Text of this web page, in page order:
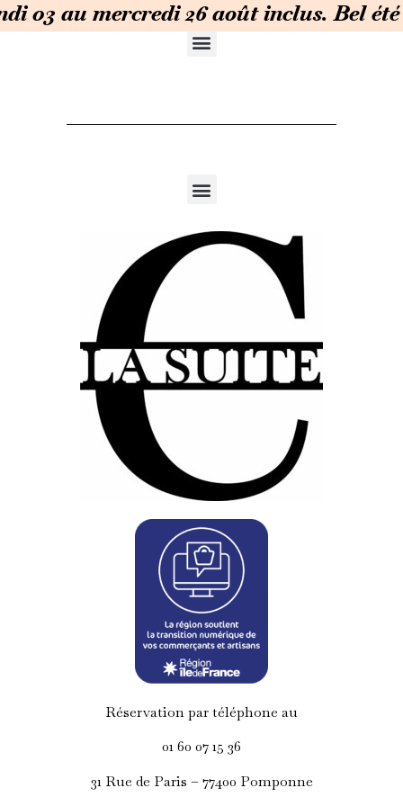
03 au mercredi 26 août inclus. Bel été
Réservation par téléphone au
01 60 07 15 36
31 Rue de Paris – 77400 Pomponne